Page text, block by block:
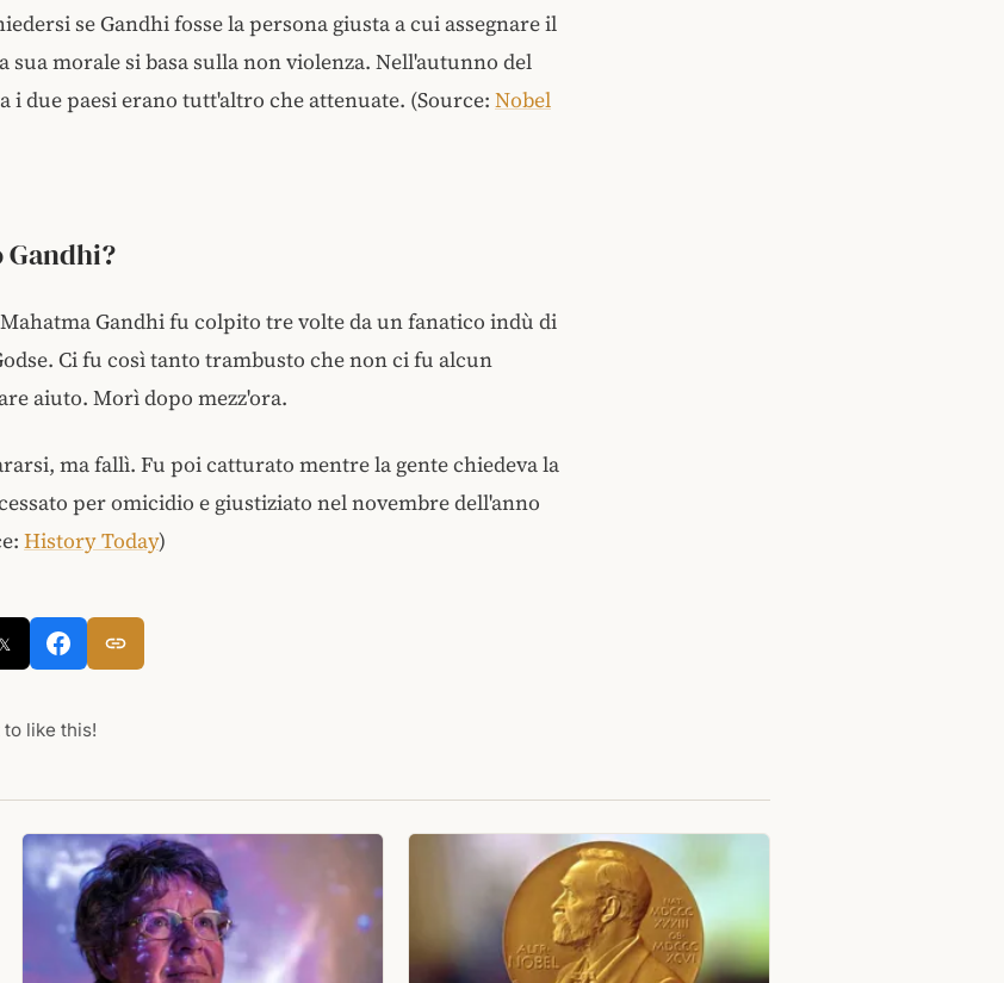
se Gandhi fosse la persona giusta a cui assegnare il
sua morale si basa sulla non violenza. Nell'autunno del
i due paesi erano tutt'altro che attenuate. (Source: Nobel
Gandhi?
Gandhi fu colpito tre volte da un fanatico indù di
Ci fu così tanto trambusto che non ci fu alcun
aiuto. Morì dopo mezz'ora.
ma fallì. Fu poi catturato mentre la gente chiedeva la
per omicidio e giustiziato nel novembre dell'anno
History Today)
𝕏
like this!